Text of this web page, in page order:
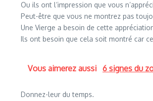
Ou ils ont l’impression que vous
Peut-être que vous ne montrez pas
Une Vierge a besoin de cette
Ils ont besoin que cela soit montré car
Vous aimerez aussi 6 signes du
Donnez-leur du temps.